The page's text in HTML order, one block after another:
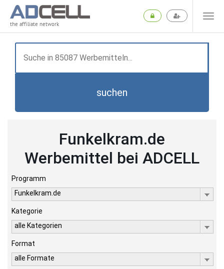
the affiliate network
suchen
Funkelkram.de
Werbemittel bei ADCELL
Programm
Funkelkram.de
Kategorie
alle Kategorien
Format
alle Formate